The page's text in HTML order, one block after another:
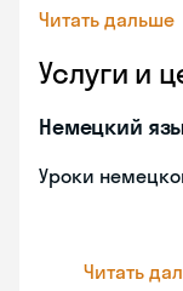
Читать дальше
Услуги и
Немецкий
Уроки
Читать